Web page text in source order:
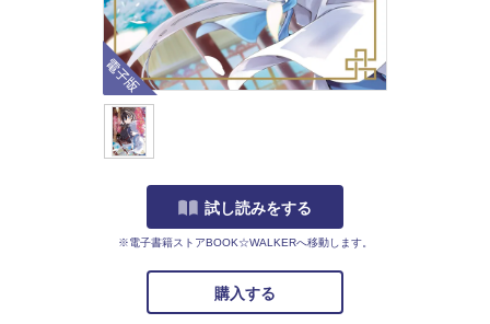
電子版
試し読みをする
※電子書籍ストアBOOK☆WALKERへ移動します。
購入する